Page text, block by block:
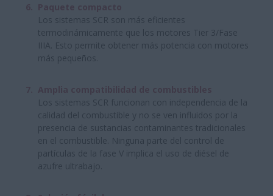
Los sistemas SCR son más eficientes
termodinámicamente que los motores Tier 3/Fase
IIIA. Esto permite obtener más potencia con motores
más pequeños.
Los sistemas SCR funcionan con independencia de la
calidad del combustible y no se ven influidos por la
presencia de sustancias contaminantes tradicionales
en el combustible. Ninguna parte del control de
partículas de la fase V implica el uso de diésel de
azufre ultrabajo.